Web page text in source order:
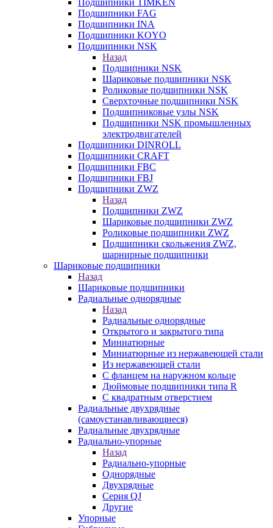
Подшипники TIMKEN
Подшипники FAG
Подшипники INA
Подшипники KOYO
Подшипники NSK
Назад
Подшипники NSK
Шариковые подшипники NSK
Роликовые подшипники NSK
Сверхточные подшипники NSK
Подшипниковые узлы NSK
Подшипники NSK промышленных
электродвигателей
Подшипники DINROLL
Подшипники CRAFT
Подшипники FBC
Подшипники FBJ
Подшипники ZWZ
Назад
Подшипники ZWZ
Шариковые подшипники ZWZ
Роликовые подшипники ZWZ
Подшипники скольжения ZWZ,
шарнирные подшипники
Шариковые подшипники
Назад
Шариковые подшипники
Радиальные однорядные
Назад
Радиальные однорядные
Открытого и закрытого типа
Миниатюрные
Миниатюрные из нержавеющей стали
Из нержавеющей стали
С фланцем на наружном кольце
Дюймовые подшипники типа R
С квадратным отверстием
Радиальные двухрядные
(самоустанавливающиеся)
Радиальные двухрядные
Радиально-упорные
Назад
Радиально-упорные
Однорядные
Двухрядные
Серия QJ
Другие
Упорные